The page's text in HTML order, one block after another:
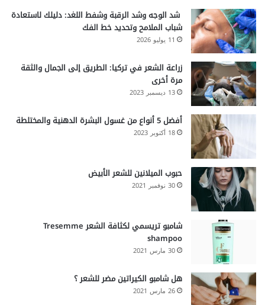
شد الوجه وشد الرقبة وشفط اللغد: دليلك لاستعادة
شباب الملامح وتحديد خط الفك
11 يوليو 2026
زراعة الشعر في تركيا: الطريق إلى الجمال والثقة
مرة أخرى
13 ديسمبر 2023
أفضل 5 أنواع من غسول البشرة الدهنية والمختلطة
18 أكتوبر 2023
حبوب الميلانين للشعر الأبيض
30 نوفمبر 2021
شامبو تريسمي لكثافة الشعر Tresemme
shampoo
30 مارس 2021
هل شامبو الكيراتين مضر للشعر ؟
26 مارس 2021